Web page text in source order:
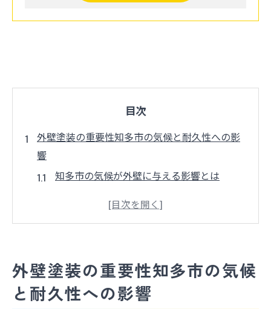
目次
外壁塗装の重要性知多市の気候と耐久性への影
響
知多市の気候が外壁に与える影響とは
外壁塗装が家の耐久性を高める理由
地域に適したメンテナンス法
最適な外壁塗装の周期を知ることで家を保護し
外壁塗装の重要性知多市の気候
と耐久性への影響